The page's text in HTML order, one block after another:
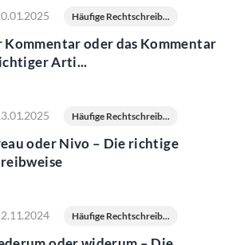
Häufige Rechtschreib...
Kommentar oder das Kommentar
Arti...
Häufige Rechtschreib...
oder Nivo – Die richtige
Häufige Rechtschreib...